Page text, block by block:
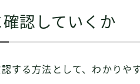
認していくか
する方法として、わかりや